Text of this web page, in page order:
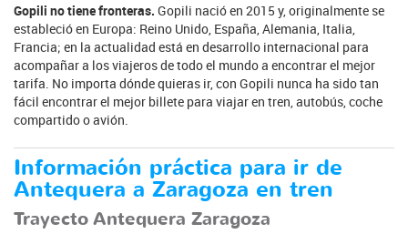
Gopili no tiene fronteras. Gopili nació en 2015 y, originalmente se
estableció en Europa: Reino Unido, España, Alemania, Italia,
Francia; en la actualidad está en desarrollo internacional para
acompañar a los viajeros de todo el mundo a encontrar el mejor
tarifa. No importa dónde quieras ir, con Gopili nunca ha sido tan
fácil encontrar el mejor billete para viajar en tren, autobús, coche
compartido o avión.
Información práctica para ir de
Antequera a Zaragoza en tren
Trayecto Antequera Zaragoza